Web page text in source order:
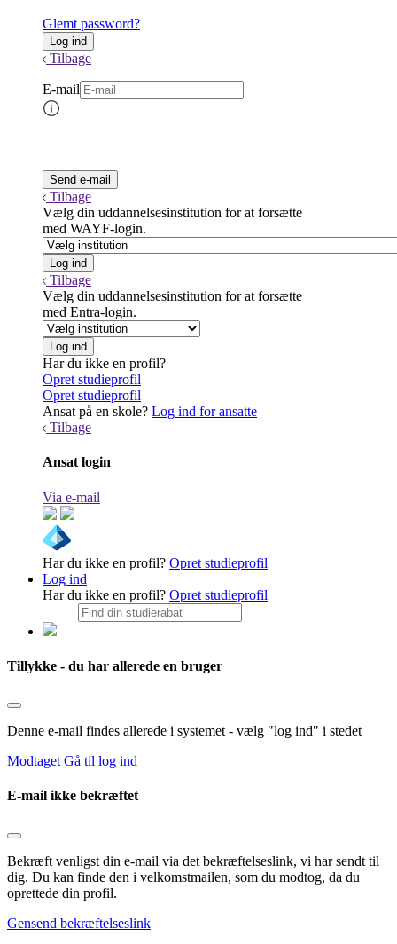
Glemt password?
Tilbage
E-mail
Tilbage
Vælg din uddannelsesinstitution for at forsætte
med WAYF-login.
Tilbage
Vælg din uddannelsesinstitution for at forsætte
med Entra-login.
Har du ikke en profil?
Opret studieprofil
Opret studieprofil
Ansat på en skole? Log ind for ansatte
Tilbage
Ansat login
Via e-mail
Har du ikke en profil? Opret studieprofil
Log ind
Har du ikke en profil? Opret studieprofil
Tillykke - du har allerede en bruger
Denne e-mail findes allerede i systemet - vælg "log ind" i stedet
Modtaget Gå til log ind
E-mail ikke bekræftet
Bekræft venligst din e-mail via det bekræftelseslink, vi har sendt til
dig. Du kan finde den i velkomstmailen, som du modtog, da du
oprettede din profil.
Gensend bekræftelseslink